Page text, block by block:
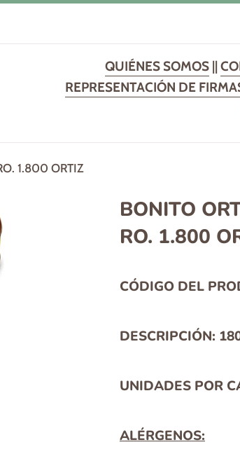
QUIÉNES SOMOS ||
REPRESENTACIÓN DE
1.800 ORTIZ
BONITO
RO. 1.800
Precio
CÓDIGO DEL
DESCRIPCIÓN:
UNIDADES POR
ALÉRGENOS: